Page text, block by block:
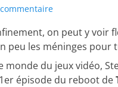
on peut y
peu les méninges pour
monde du jeux vidéo,
épisode du reboot de